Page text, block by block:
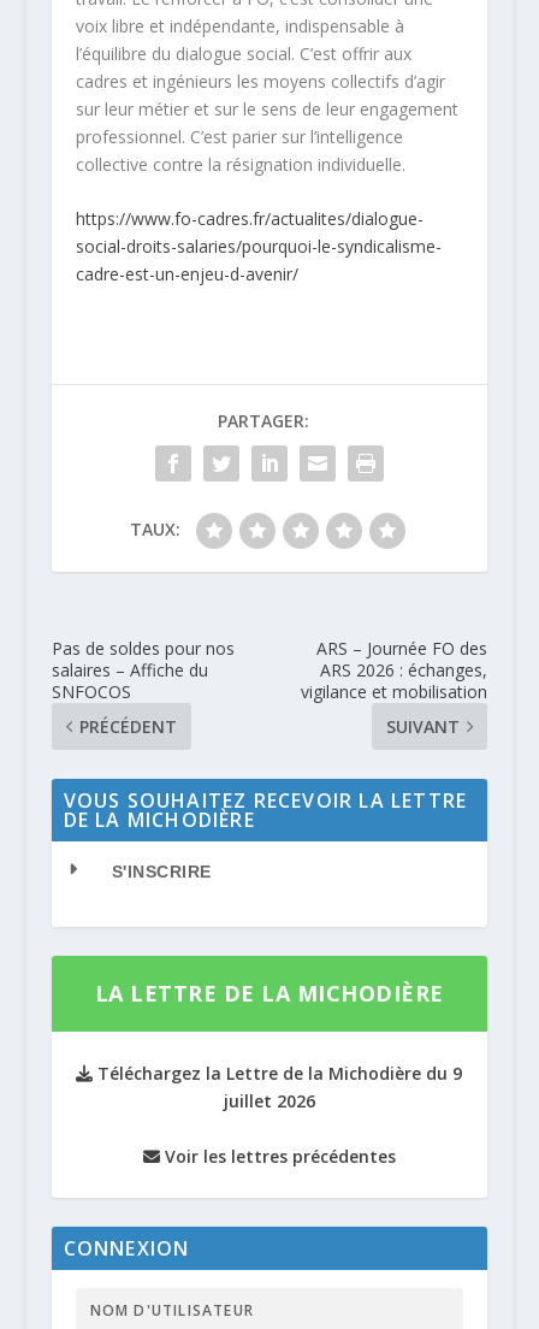
voix libre et indépendante, indispensable à
l’équilibre du dialogue social. C’est offrir aux
cadres et ingénieurs les moyens collectifs d’agir
sur leur métier et sur le sens de leur engagement
professionnel. C’est parier sur l’intelligence
collective contre la résignation individuelle.
https://www.fo-cadres.fr/actualites/dialogue-
social-droits-salaries/pourquoi-le-syndicalisme-
cadre-est-un-enjeu-d-avenir/
PARTAGER:
TAUX:
Pas de soldes pour nos
salaires – Affiche du
SNFOCOS
PRÉCÉDENT
ARS – Journée FO des
ARS 2026 : échanges,
vigilance et mobilisation
SUIVANT
VOUS SOUHAITEZ RECEVOIR LA LETTRE
DE LA MICHODIÈRE
S'INSCRIRE
LA LETTRE DE LA MICHODIÈRE
Téléchargez la Lettre de la Michodière du 9
juillet 2026
Voir les lettres précédentes
CONNEXION